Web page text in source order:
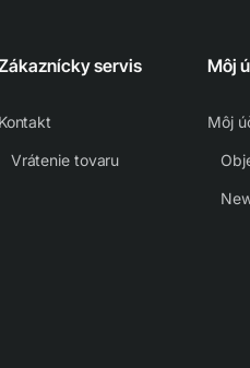
servis
Kontakt
Vrátenie tovaru
Môj
Môj